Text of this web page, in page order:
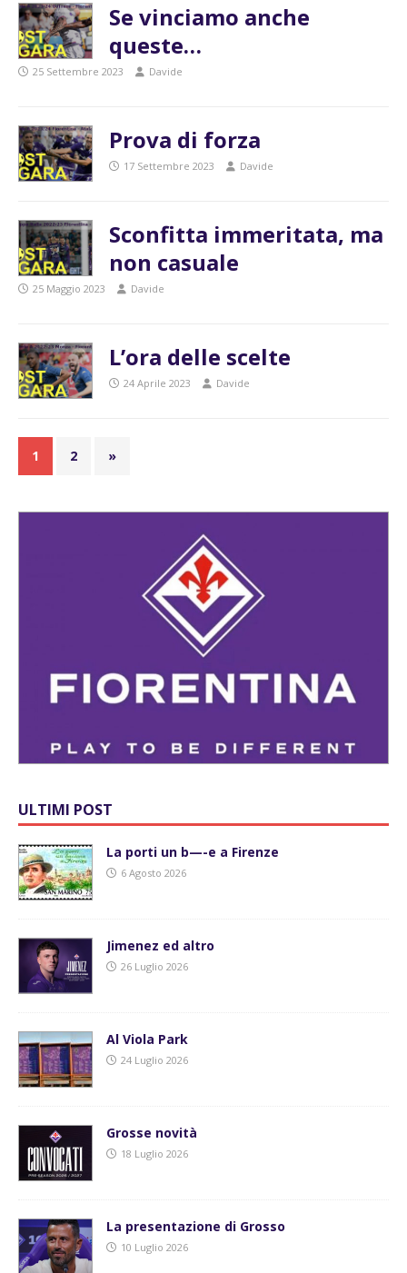
Se vinciamo anche
queste…
25 Settembre 2023 Davide
Prova di forza
17 Settembre 2023 Davide
Sconfitta immeritata, ma
non casuale
25 Maggio 2023 Davide
L’ora delle scelte
24 Aprile 2023 Davide
1 2 »
ULTIMI POST
La porti un b—-e a Firenze
6 Agosto 2026
Jimenez ed altro
26 Luglio 2026
Al Viola Park
24 Luglio 2026
Grosse novità
18 Luglio 2026
La presentazione di Grosso
10 Luglio 2026